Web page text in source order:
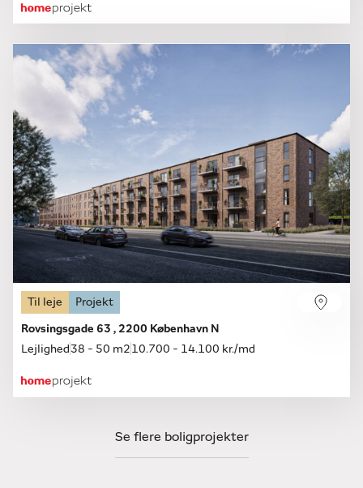
Til leje Projekt
Rovsingsgade 63 , 2200 København N
Lejlighed 38 - 50 m2 10.700 - 14.100 kr./md
Se flere boligprojekter